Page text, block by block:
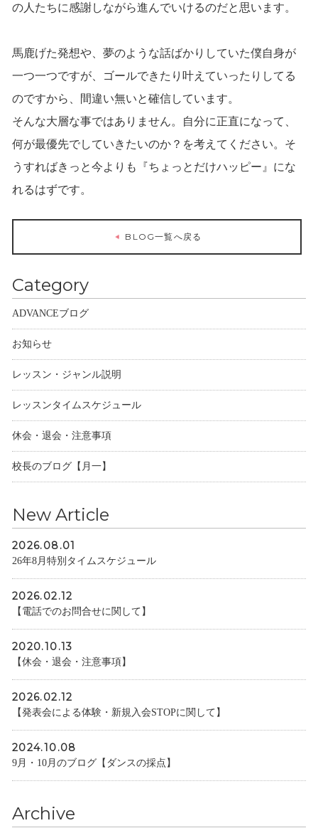
の人たちに感謝しながら進んでいけるのだと思います。
馬鹿げた発想や、夢のような話ばかりしていた僕自身が
一つ一つですが、ゴールできたり叶えていったりしてる
のですから、間違い無いと確信しています。
そんな大層な事ではありません。自分に正直になって、
何が最優先でしていきたいのか？を考えてください。そ
うすればきっと今よりも『ちょっとだけハッピー』にな
れるはずです。
BLOG一覧へ戻る
Category
ADVANCEブログ
お知らせ
レッスン・ジャンル説明
レッスンタイムスケジュール
休会・退会・注意事項
校長のブログ【月一】
New Article
2026.08.01
26年8月特別タイムスケジュール
2026.02.12
【電話でのお問合せに関して】
2020.10.13
【休会・退会・注意事項】
2026.02.12
【発表会による体験・新規入会STOPに関して】
2024.10.08
9月・10月のブログ【ダンスの採点】
Archive